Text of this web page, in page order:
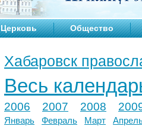
Церковь Общество
Хабаровск
Весь
2006 2007 2008
Январь Февраль Март